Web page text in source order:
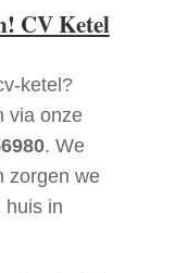
CV Ketel
ketel?
via onze
. We
zorgen we
huis in